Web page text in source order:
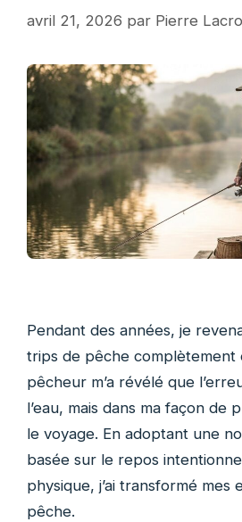
avril 21, 2026 par Pierre
Pendant des années, je
trips de pêche complètement
pêcheur m’a révélé que
l’eau, mais dans ma façon de
le voyage. En adoptant une
basée sur le repos
physique, j’ai transformé mes
pêche.